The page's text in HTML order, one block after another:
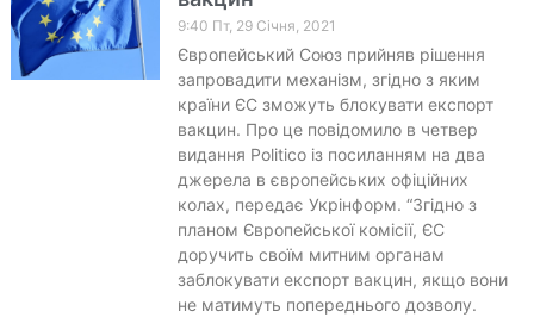
9:40 Пт, 29 Січня, 2021
Європейський Союз прийняв рішення
запровадити механізм, згідно з яким
країни ЄС зможуть блокувати експорт
вакцин. Про це повідомило в четвер
видання Politico із посиланням на два
джерела в європейських офіційних
колах, передає Укрінформ. “Згідно з
планом Європейської комісії, ЄС
доручить своїм митним органам
заблокувати експорт вакцин, якщо вони
не матимуть попереднього дозволу.